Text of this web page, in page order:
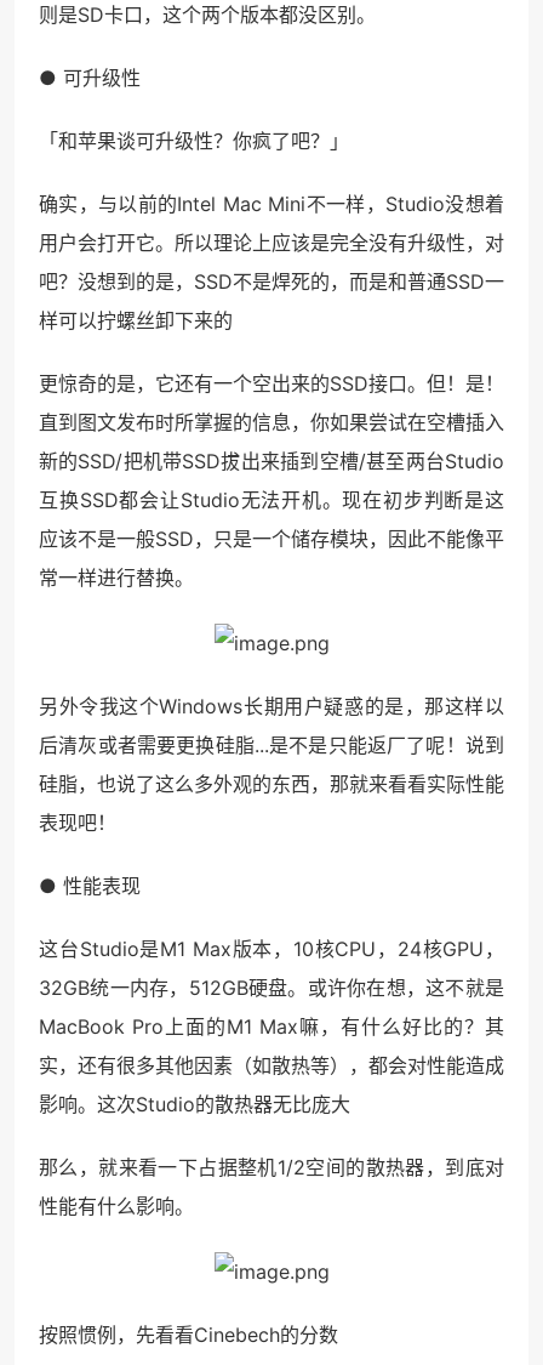
则是SD卡口，这个两个版本都没区别。
● 可升级性
「和苹果谈可升级性？你疯了吧？」
确实，与以前的Intel Mac Mini不一样，Studio没想着
用户会打开它。所以理论上应该是完全没有升级性，对
吧？没想到的是，SSD不是焊死的，而是和普通SSD一
样可以拧螺丝卸下来的
更惊奇的是，它还有一个空出来的SSD接口。但！是！
直到图文发布时所掌握的信息，你如果尝试在空槽插入
新的SSD/把机带SSD拔出来插到空槽/甚至两台Studio
互换SSD都会让Studio无法开机。现在初步判断是这
应该不是一般SSD，只是一个储存模块，因此不能像平
常一样进行替换。
另外令我这个Windows长期用户疑惑的是，那这样以
后清灰或者需要更换硅脂...是不是只能返厂了呢！说到
硅脂，也说了这么多外观的东西，那就来看看实际性能
表现吧！
● 性能表现
这台Studio是M1 Max版本，10核CPU，24核GPU，
32GB统一内存，512GB硬盘。或许你在想，这不就是
MacBook Pro上面的M1 Max嘛，有什么好比的？其
实，还有很多其他因素（如散热等），都会对性能造成
影响。这次Studio的散热器无比庞大
那么，就来看一下占据整机1/2空间的散热器，到底对
性能有什么影响。
按照惯例，先看看Cinebech的分数